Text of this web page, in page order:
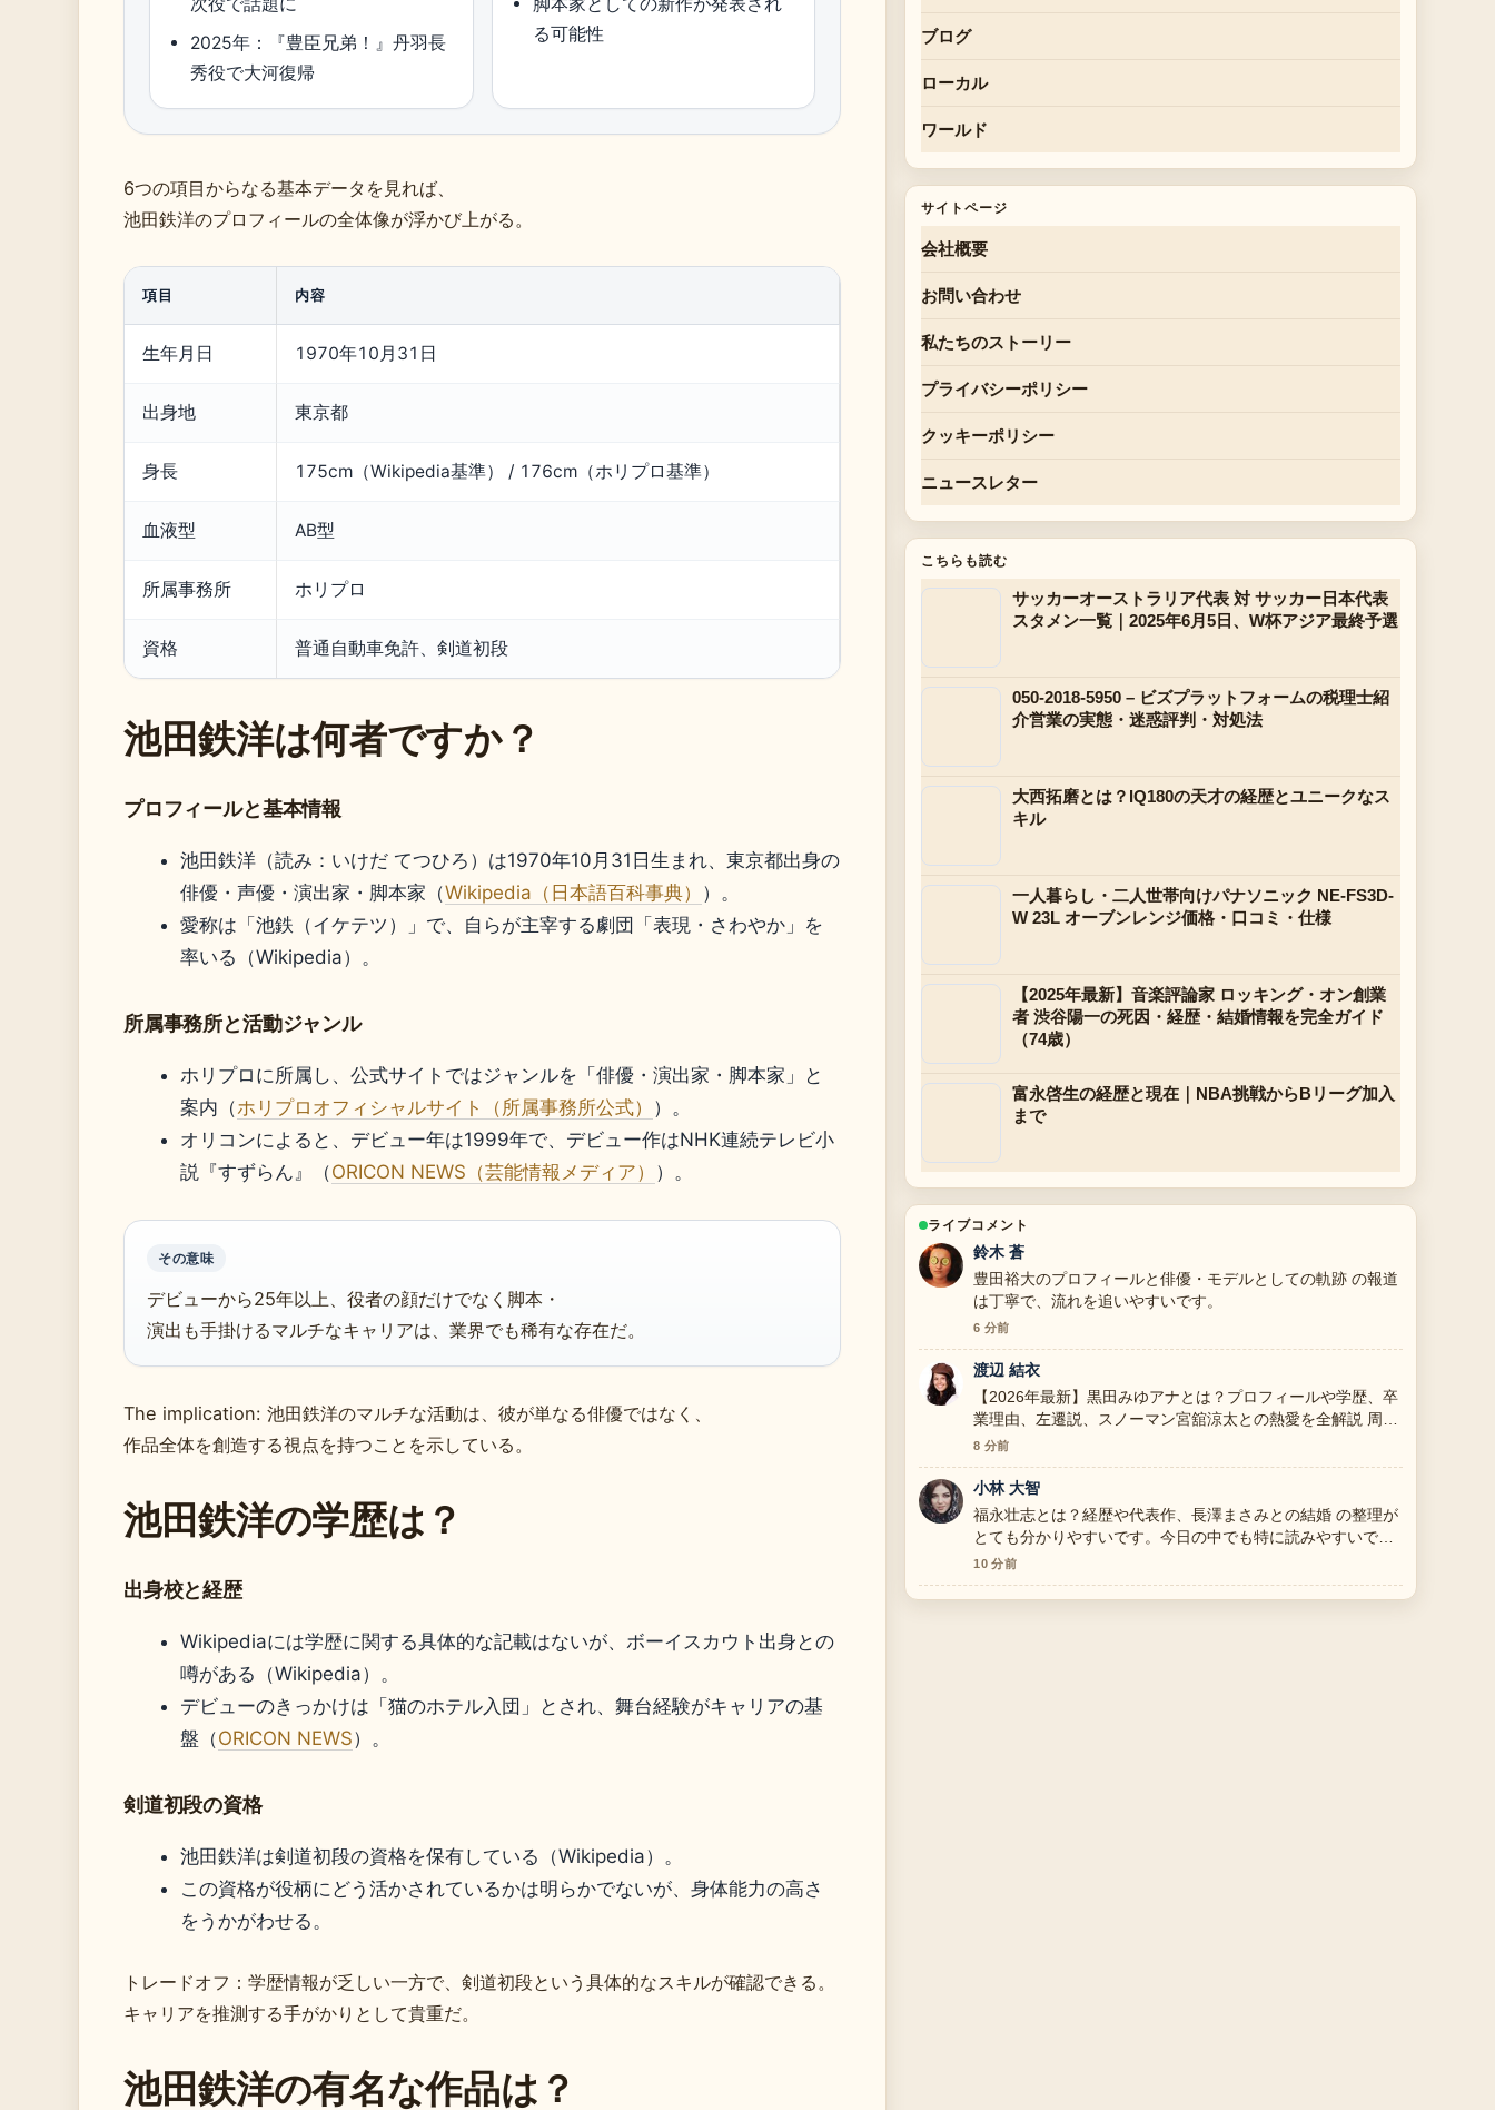
2025年：『豊臣兄弟！』丹羽長
秀役で大河復帰
る可能性
6つの項目からなる基本データを見れば、
池田鉄洋のプロフィールの全体像が浮かび上がる。
項目 内容
生年月日 1970年10月31日
出身地 東京都
身長 175cm（Wikipedia基準） / 176cm（ホリプロ基準）
血液型 AB型
所属事務所 ホリプロ
資格 普通自動車免許、剣道初段
池田鉄洋は何者ですか？
プロフィールと基本情報
池田鉄洋（読み：いけだ てつひろ）は1970年10月31日生まれ、東京都出身の
俳優・声優・演出家・脚本家（Wikipedia（日本語百科事典） ）。
愛称は「池鉄（イケテツ）」で、自らが主宰する劇団「表現・さわやか」を
率いる（Wikipedia）。
所属事務所と活動ジャンル
ホリプロに所属し、公式サイトではジャンルを「俳優・演出家・脚本家」と
案内（ホリプロオフィシャルサイト（所属事務所公式） ）。
オリコンによると、デビュー年は1999年で、デビュー作はNHK連続テレビ小
説『すずらん』（ORICON NEWS（芸能情報メディア） ）。
その意味
デビューから25年以上、役者の顔だけでなく脚本・
演出も手掛けるマルチなキャリアは、業界でも稀有な存在だ。
The implication: 池田鉄洋のマルチな活動は、彼が単なる俳優ではなく、
作品全体を創造する視点を持つことを示している。
池田鉄洋の学歴は？
出身校と経歴
Wikipediaには学歴に関する具体的な記載はないが、ボーイスカウト出身との
噂がある（Wikipedia）。
デビューのきっかけは「猫のホテル入団」とされ、舞台経験がキャリアの基
盤（ORICON NEWS）。
剣道初段の資格
池田鉄洋は剣道初段の資格を保有している（Wikipedia）。
この資格が役柄にどう活かされているかは明らかでないが、身体能力の高さ
をうかがわせる。
トレードオフ：学歴情報が乏しい一方で、剣道初段という具体的なスキルが確認できる。
キャリアを推測する手がかりとして貴重だ。
池田鉄洋の有名な作品は？
ブログ
ローカル
ワールド
サイトページ
会社概要
お問い合わせ
私たちのストーリー
プライバシーポリシー
クッキーポリシー
ニュースレター
こちらも読む
サッカーオーストラリア代表 対 サッカー日本代表
スタメン一覧｜2025年6月5日、W杯アジア最終予選
050-2018-5950 – ビズプラットフォームの税理士紹
介営業の実態・迷惑評判・対処法
大西拓磨とは？IQ180の天才の経歴とユニークなス
キル
一人暮らし・二人世帯向けパナソニック NE-FS3D-
W 23L オーブンレンジ価格・口コミ・仕様
【2025年最新】音楽評論家 ロッキング・オン創業
者 渋谷陽一の死因・経歴・結婚情報を完全ガイド
（74歳）
富永啓生の経歴と現在｜NBA挑戦からBリーグ加入
まで
ライブコメント
鈴木 蒼
豊田裕大のプロフィールと俳優・モデルとしての軌跡 の報道
は丁寧で、流れを追いやすいです。
6 分前
渡辺 結衣
【2026年最新】黒田みゆアナとは？プロフィールや学歴、卒
業理由、左遷説、スノーマン宮舘涼太との熱愛を全解説 周辺
の検証がしっかりしていて安心感があります。
8 分前
小林 大智
福永壮志とは？経歴や代表作、長澤まさみとの結婚 の整理が
とても分かりやすいです。今日の中でも特に読みやすいで
す。
10 分前